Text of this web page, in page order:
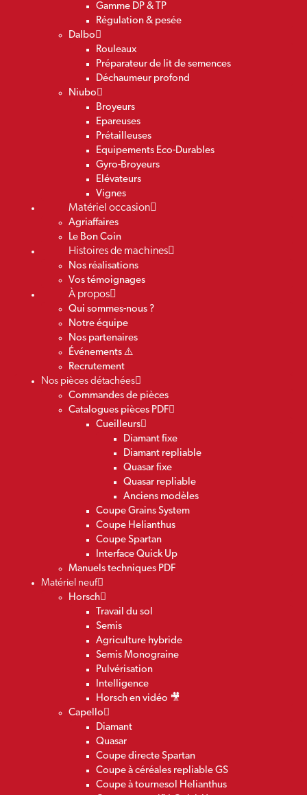
Gamme DP & TP
Régulation & pesée
Dalbo
Rouleaux
Préparateur de lit de semences
Déchaumeur profond
Niubo
Broyeurs
Epareuses
Prétailleuses
Equipements Eco-Durables
Gyro-Broyeurs
Elévateurs
Vignes
Matériel occasion
Agriaffaires
Le Bon Coin
Histoires de machines
Nos réalisations
Vos témoignages
À propos
Qui sommes-nous ?
Notre équipe
Nos partenaires
Événements ⚠️
Recrutement
Nos pièces détachées
Commandes de pièces
Catalogues pièces PDF
Cueilleurs
Diamant fixe
Diamant repliable
Quasar fixe
Quasar repliable
Anciens modèles
Coupe Grains System
Coupe Helianthus
Coupe Spartan
Interface Quick Up
Manuels techniques PDF
Matériel neuf
Horsch
Travail du sol
Semis
Agriculture hybride
Semis Monograine
Pulvérisation
Intelligence
Horsch en vidéo 🎥
Capello
Diamant
Quasar
Coupe directe Spartan
Coupe à céréales repliable GS
Coupe à tournesol Helianthus